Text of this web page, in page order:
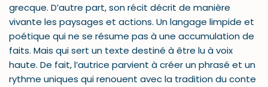
grecque. D’autre part, son récit décrit de manière
vivante les paysages et actions. Un langage limpide et
poétique qui ne se résume pas à une accumulation de
faits. Mais qui sert un texte destiné à être lu à voix
haute. De fait, l’autrice parvient à créer un phrasé et un
rythme uniques qui renouent avec la tradition du conte